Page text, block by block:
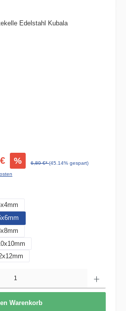
% 6,89 €*(45.14% gespart)
Zahnung 4x4mm
Zahnung 8x8mm
Zahnung 10x10mm
12x12mm
Warenkorb